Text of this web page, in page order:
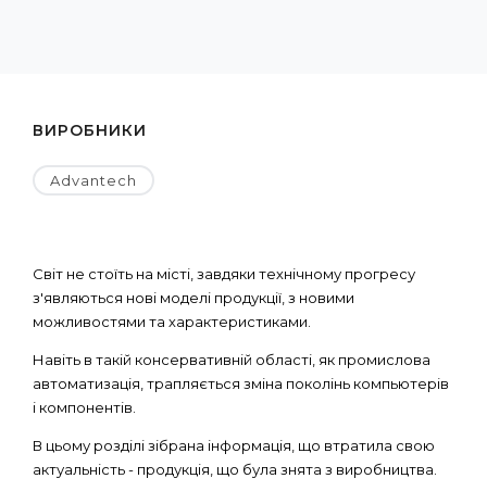
ВИРОБНИКИ
Advantech
Світ не стоїть на місті, завдяки технічному прогресу
з'являються нові моделі продукції, з новими
можливостями та характеристиками.
Навіть в такій консервативній області, як промислова
автоматизація, трапляється зміна поколінь компьютерів
і компонентів.
В цьому розділі зібрана інформація, що втратила свою
актуальність - продукція, що була знята з виробництва.